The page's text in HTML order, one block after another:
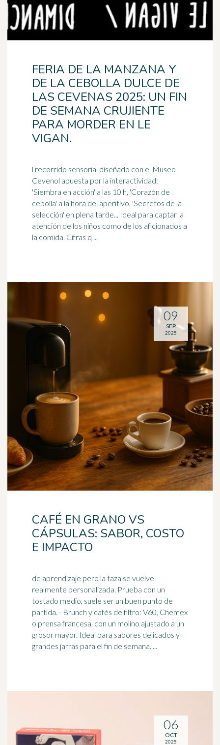
FERIA DE LA MANZANA Y
DE LA CEBOLLA DULCE DE
LAS CEVENAS 2025: UN FIN
DE SEMANA CRUJIENTE
PARA MORDER EN LE
VIGAN.
l recorrido sensorial diseñado con el Museo
Cevenol apuesta por la interactividad:
'Siembra en acción' a las 10 h, 'Corazón de
cebolla' a la hora del aperitivo, 'Secretos de la
selección' en plena tarde... Ideal para captar la
atención de los niños como de los aficionados a
la comida. Cifras q ...
CAFÉ EN GRANO VS
CÁPSULAS: SABOR, COSTO
E IMPACTO
de aprendizaje pero la taza se vuelve
realmente personalizada. Prueba con un
tostado medio, suele ser un buen punto de
partida. - Brunch y cafés de filtro: V60, Chemex
o prensa francesa, con un molino ajustado a un
grosor mayor. Ideal para sabores delicados y
grandes jarras para el fin de semana. ...
09
SEP
2025
06
OCT
2025